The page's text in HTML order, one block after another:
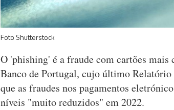
Foto Shutterstock
O 'phishing' é a fraude com cartões
Banco de Portugal, cujo último Relatório
que as fraudes nos pagamentos
níveis "muito reduzidos" em 2022.